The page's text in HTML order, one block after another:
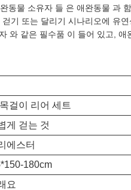
동물 소유자 들 은 애완동물 과
기 또는 달리기 시나리오에 유연
와 같은 필수품 이 들어 있고, 애
걸이 리어 세트
게 걷는 것
에스터
180cm
요